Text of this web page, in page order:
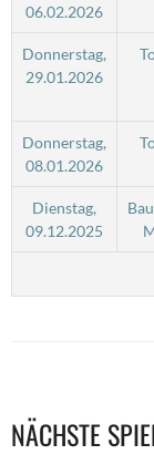
06.02.2026
Donnerstag,
29.01.2026
Donnerstag,
08.01.2026
Dienstag,
09.12.2025
NÄCHSTE